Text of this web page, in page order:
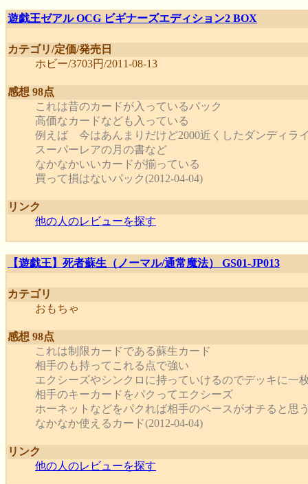
遊戯王ゼアル OCG ビギナーズエディション2 BOX
カテゴリ/定価/発売日
ホビー/3703円/2011-08-13
感想 98点
これは昔のカードが入っているパック
高価なカードなども入っている
例えば 今はあんまりだけど2000近くしたダンディラ
スーパーレアの月の書など
なかなかいいカードが揃っている
買って損はないパック(2012-04-04)
リンク
他の人のレビューを探す
【遊戯王】死者蘇生（ノーマル/通常魔法） GS01-JP013
カテゴリ
おもちゃ
感想 98点
これは制限カードである蘇生カード
相手のも持ってこれる点で強い
エクシーズやシンクロに持っていけるのでデッキに一
相手のキーカードをパクってエクシーズ
ホーネットなどをパクれば相手のペースがオチると思
なかなか使えるカード(2012-04-04)
リンク
他の人のレビューを探す